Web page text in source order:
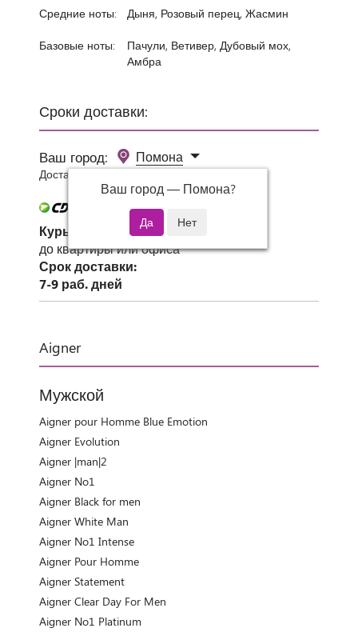
Сроки доставки:
Ваш город:
Помона
Ваш город — Помона?
Доставка 0 руб при заказе от 3000 руб.
Курьер СДЭК
до квартиры или офиса
Срок доставки:
7-9 раб. дней
Aigner
Мужской
Aigner pour Homme Blue Emotion
Aigner Evolution
Aigner |man|2
Aigner No1
Aigner Black for men
Aigner White Man
Aigner No1 Intense
Aigner Pour Homme
Aigner Statement
Aigner Clear Day For Men
Aigner No1 Platinum
Средние ноты: Дыня, Розовый перец, Жасмин
Базовые ноты:
Пачули, Ветивер, Дубовый мох,
Амбра